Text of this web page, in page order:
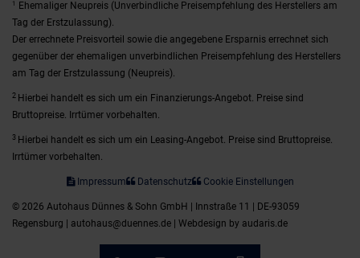
1
Ehemaliger Neupreis (Unverbindliche Preisempfehlung des Herstellers am
Tag der Erstzulassung).
Der errechnete Preisvorteil sowie die angegebene Ersparnis errechnet sich
gegenüber der ehemaligen unverbindlichen Preisempfehlung des Herstellers
am Tag der Erstzulassung (Neupreis).
2 Hierbei handelt es sich um ein Finanzierungs-Angebot. Preise sind
Bruttopreise. Irrtümer vorbehalten.
3 Hierbei handelt es sich um ein Leasing-Angebot. Preise sind Bruttopreise.
Irrtümer vorbehalten.
Impressum Datenschutz Cookie Einstellungen
© 2026 Autohaus Dünnes & Sohn GmbH | Innstraße 11 | DE-93059
Regensburg | autohaus@duennes.de | Webdesign by audaris.de